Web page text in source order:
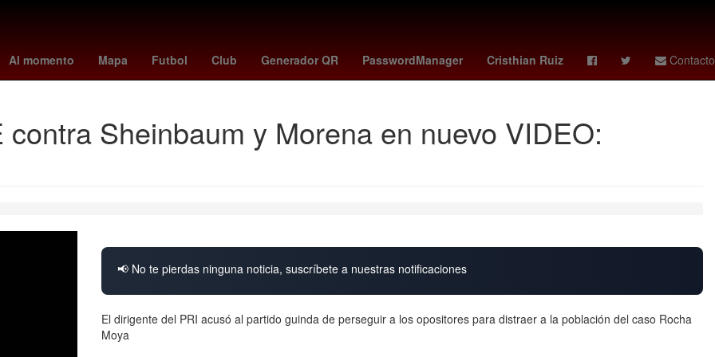
Al momento Mapa Futbol Club Generador QR PasswordManager Cristhian Ruiz Contacto
Empresa 26 de marzo Incendio magic - bucks Penélope Cruz cuando juega colombia deportivo cali - pasto
Sheinbaum y Morena en nuevo VIDEO:
📢 No te pierdas ninguna noticia, suscríbete a nuestras notificaciones
El dirigente del PRI acusó al partido guinda de perseguir a los opositores para distraer a la población del caso Rocha
Moya